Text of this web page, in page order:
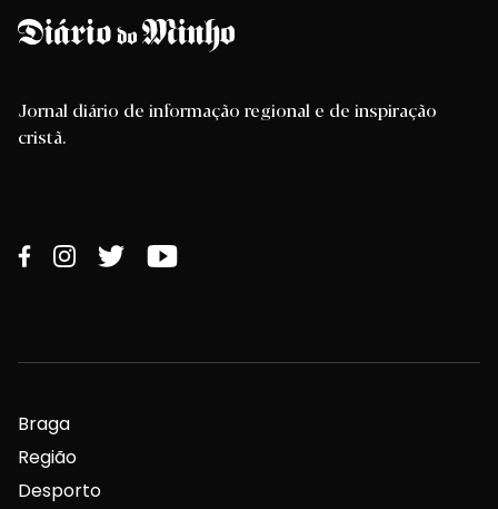
Jornal diário de informação regional e de inspiração
cristã.
Braga
Região
Desporto